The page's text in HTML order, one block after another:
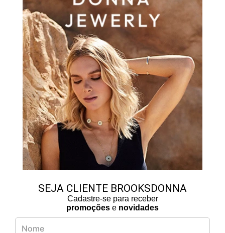
SEJA CLIENTE BROOKSDONNA
Cadastre-se para receber
promoções e novidades